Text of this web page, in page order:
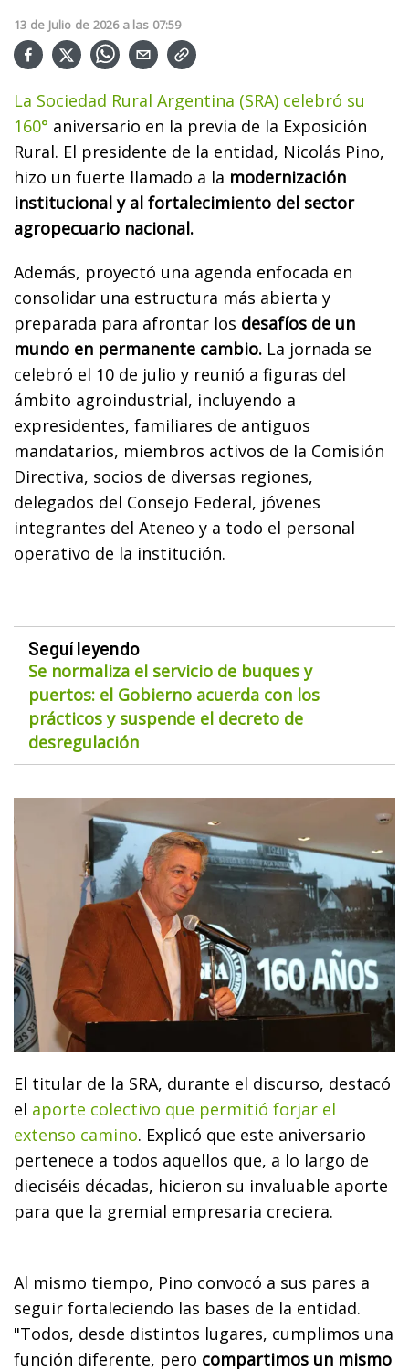
13 de Julio de 2026 a las 07:59
La Sociedad Rural Argentina (SRA) celebró su
160° aniversario en la previa de la Exposición
Rural. El presidente de la entidad, Nicolás Pino,
hizo un fuerte llamado a la modernización
institucional y al fortalecimiento del sector
agropecuario nacional.
Además, proyectó una agenda enfocada en
consolidar una estructura más abierta y
preparada para afrontar los desafíos de un
mundo en permanente cambio. La jornada se
celebró el 10 de julio y reunió a figuras del
ámbito agroindustrial, incluyendo a
expresidentes, familiares de antiguos
mandatarios, miembros activos de la Comisión
Directiva, socios de diversas regiones,
delegados del Consejo Federal, jóvenes
integrantes del Ateneo y a todo el personal
operativo de la institución.
Seguí leyendo
Se normaliza el servicio de buques y
puertos: el Gobierno acuerda con los
prácticos y suspende el decreto de
desregulación
El titular de la SRA, durante el discurso, destacó
el aporte colectivo que permitió forjar el
extenso camino. Explicó que este aniversario
pertenece a todos aquellos que, a lo largo de
dieciséis décadas, hicieron su invaluable aporte
para que la gremial empresaria creciera.
Al mismo tiempo, Pino convocó a sus pares a
seguir fortaleciendo las bases de la entidad.
"Todos, desde distintos lugares, cumplimos una
función diferente, pero compartimos un mismo